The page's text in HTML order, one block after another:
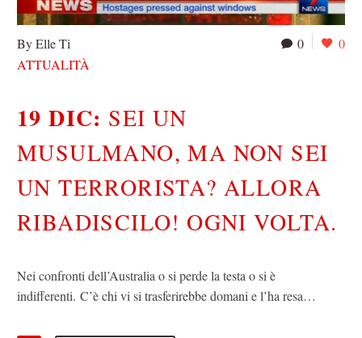
0 0
By Elle Ti
ATTUALITÀ
19 DIC: SEI UN
MUSULMANO, MA NON SEI
UN TERRORISTA? ALLORA
RIBADISCILO! OGNI VOLTA.
Nei confronti dell’Australia o si perde la testa o si è
indifferenti. C’è chi vi si trasferirebbe domani e l’ha resa…